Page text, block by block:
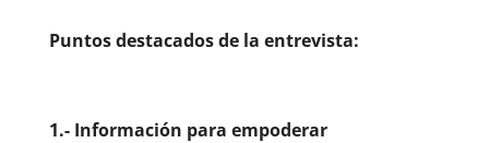
Puntos destacados de la entrevista:
1.- Información para empoderar